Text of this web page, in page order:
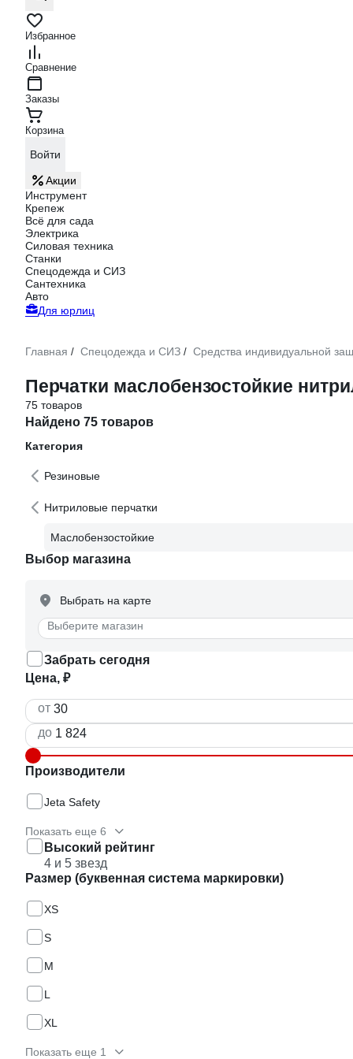
Избранное
Сравнение
Заказы
Корзина
Войти
Акции
Инструмент
Крепеж
Всё для сада
Электрика
Силовая техника
Станки
Спецодежда и СИЗ
Сантехника
Авто
Для юрлиц
Главная / Спецодежда и СИЗ / Средства индивидуальной
Перчатки маслобензостойкие
75 товаров
Найдено 75 товаров
Категория
Резиновые
Нитриловые перчатки
Маслобензостойкие
Выбор магазина
Выбрать на карте
Выберите магазин
Забрать сегодня
Цена, ₽
от
до
Производители
Jeta Safety
Показать еще 6
Высокий рейтинг
4 и 5 звезд
Размер (буквенная система маркировки)
XS
S
M
L
XL
Показать еще 1